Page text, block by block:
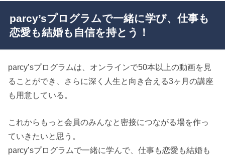
parcy’sプログラムで一緒に学び、仕事も
恋愛も結婚も自信を持とう！
parcy’sプログラムは、オンラインで50本以上の動画を見
ることができ、さらに深く人生と向き合える3ヶ月の講座
も用意している。
これからもっと会員のみんなと密接につながる場を作っ
ていきたいと思う。
parcy’sプログラムで一緒に学んで、仕事も恋愛も結婚も